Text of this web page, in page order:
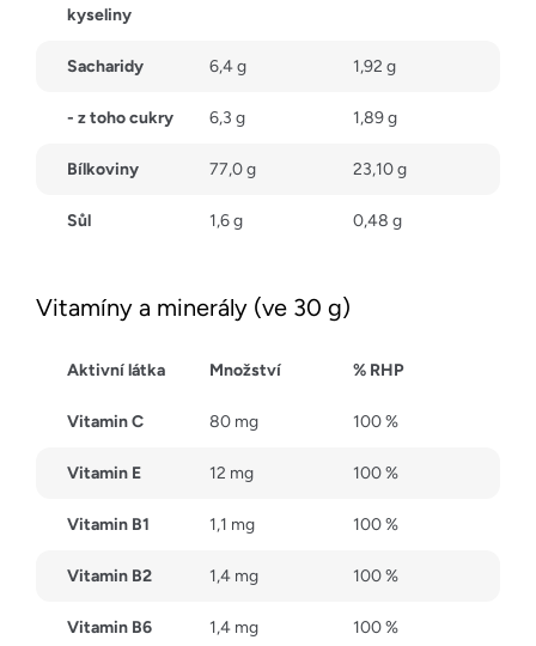
kyseliny
Sacharidy 6,4 g 1,92 g
- z toho cukry 6,3 g 1,89 g
Bílkoviny 77,0 g 23,10 g
Sůl 1,6 g 0,48 g
Vitamíny a minerály (ve 30 g)
Aktivní látka Množství % RHP
Vitamin C 80 mg 100 %
Vitamin E 12 mg 100 %
Vitamin B1 1,1 mg 100 %
Vitamin B2 1,4 mg 100 %
Vitamin B6 1,4 mg 100 %